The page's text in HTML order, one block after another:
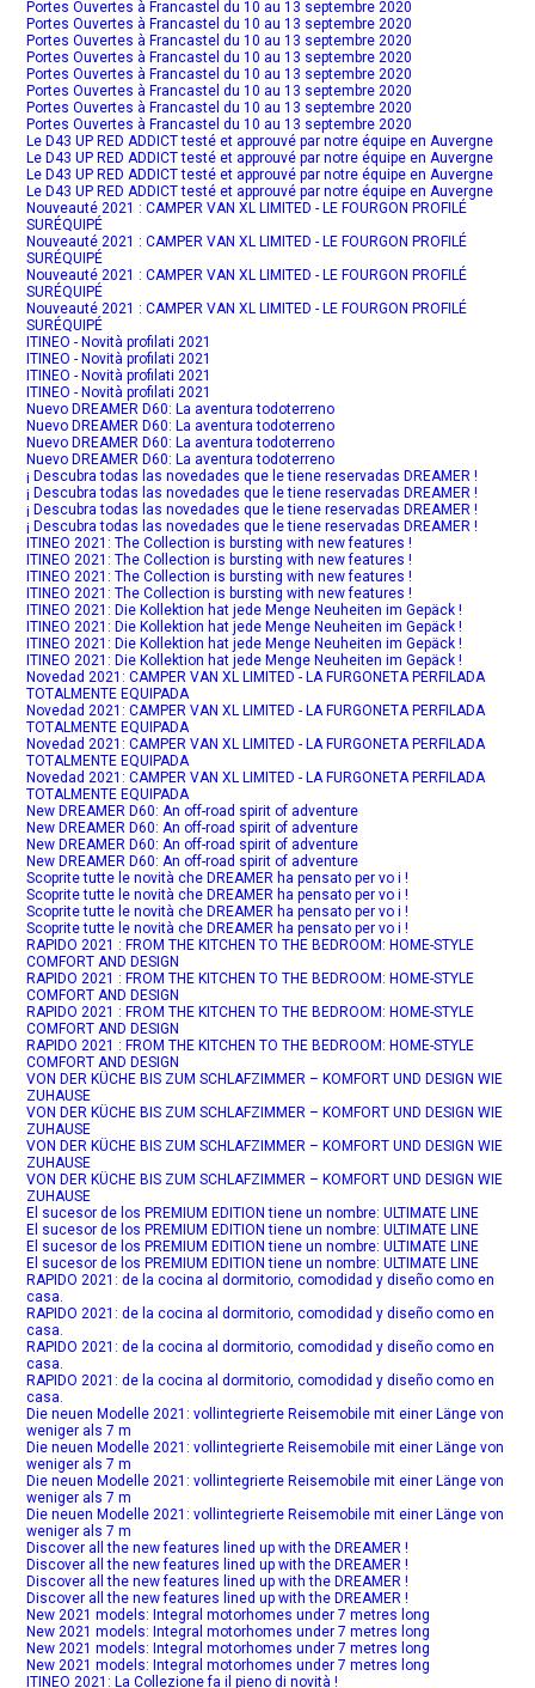
Portes Ouvertes à Francastel du 10 au 13 septembre 2020
Portes Ouvertes à Francastel du 10 au 13 septembre 2020
Portes Ouvertes à Francastel du 10 au 13 septembre 2020
Portes Ouvertes à Francastel du 10 au 13 septembre 2020
Portes Ouvertes à Francastel du 10 au 13 septembre 2020
Portes Ouvertes à Francastel du 10 au 13 septembre 2020
Portes Ouvertes à Francastel du 10 au 13 septembre 2020
Portes Ouvertes à Francastel du 10 au 13 septembre 2020
Le D43 UP RED ADDICT testé et approuvé par notre équipe en Auvergne
Le D43 UP RED ADDICT testé et approuvé par notre équipe en Auvergne
Le D43 UP RED ADDICT testé et approuvé par notre équipe en Auvergne
Le D43 UP RED ADDICT testé et approuvé par notre équipe en Auvergne
Nouveauté 2021 : CAMPER VAN XL LIMITED - LE FOURGON PROFILÉ
SURÉQUIPÉ
Nouveauté 2021 : CAMPER VAN XL LIMITED - LE FOURGON PROFILÉ
SURÉQUIPÉ
Nouveauté 2021 : CAMPER VAN XL LIMITED - LE FOURGON PROFILÉ
SURÉQUIPÉ
Nouveauté 2021 : CAMPER VAN XL LIMITED - LE FOURGON PROFILÉ
SURÉQUIPÉ
ITINEO - Novità profilati 2021
ITINEO - Novità profilati 2021
ITINEO - Novità profilati 2021
ITINEO - Novità profilati 2021
Nuevo DREAMER D60: La aventura todoterreno
Nuevo DREAMER D60: La aventura todoterreno
Nuevo DREAMER D60: La aventura todoterreno
Nuevo DREAMER D60: La aventura todoterreno
¡ Descubra todas las novedades que le tiene reservadas DREAMER !
¡ Descubra todas las novedades que le tiene reservadas DREAMER !
¡ Descubra todas las novedades que le tiene reservadas DREAMER !
¡ Descubra todas las novedades que le tiene reservadas DREAMER !
ITINEO 2021: The Collection is bursting with new features !
ITINEO 2021: The Collection is bursting with new features !
ITINEO 2021: The Collection is bursting with new features !
ITINEO 2021: The Collection is bursting with new features !
ITINEO 2021: Die Kollektion hat jede Menge Neuheiten im Gepäck !
ITINEO 2021: Die Kollektion hat jede Menge Neuheiten im Gepäck !
ITINEO 2021: Die Kollektion hat jede Menge Neuheiten im Gepäck !
ITINEO 2021: Die Kollektion hat jede Menge Neuheiten im Gepäck !
Novedad 2021: CAMPER VAN XL LIMITED - LA FURGONETA PERFILADA
TOTALMENTE EQUIPADA
Novedad 2021: CAMPER VAN XL LIMITED - LA FURGONETA PERFILADA
TOTALMENTE EQUIPADA
Novedad 2021: CAMPER VAN XL LIMITED - LA FURGONETA PERFILADA
TOTALMENTE EQUIPADA
Novedad 2021: CAMPER VAN XL LIMITED - LA FURGONETA PERFILADA
TOTALMENTE EQUIPADA
New DREAMER D60: An off-road spirit of adventure
New DREAMER D60: An off-road spirit of adventure
New DREAMER D60: An off-road spirit of adventure
New DREAMER D60: An off-road spirit of adventure
Scoprite tutte le novità che DREAMER ha pensato per vo i !
Scoprite tutte le novità che DREAMER ha pensato per vo i !
Scoprite tutte le novità che DREAMER ha pensato per vo i !
Scoprite tutte le novità che DREAMER ha pensato per vo i !
RAPIDO 2021 : FROM THE KITCHEN TO THE BEDROOM: HOME-STYLE
COMFORT AND DESIGN
RAPIDO 2021 : FROM THE KITCHEN TO THE BEDROOM: HOME-STYLE
COMFORT AND DESIGN
RAPIDO 2021 : FROM THE KITCHEN TO THE BEDROOM: HOME-STYLE
COMFORT AND DESIGN
RAPIDO 2021 : FROM THE KITCHEN TO THE BEDROOM: HOME-STYLE
COMFORT AND DESIGN
VON DER KÜCHE BIS ZUM SCHLAFZIMMER – KOMFORT UND DESIGN WIE
ZUHAUSE
VON DER KÜCHE BIS ZUM SCHLAFZIMMER – KOMFORT UND DESIGN WIE
ZUHAUSE
VON DER KÜCHE BIS ZUM SCHLAFZIMMER – KOMFORT UND DESIGN WIE
ZUHAUSE
VON DER KÜCHE BIS ZUM SCHLAFZIMMER – KOMFORT UND DESIGN WIE
ZUHAUSE
El sucesor de los PREMIUM EDITION tiene un nombre: ULTIMATE LINE
El sucesor de los PREMIUM EDITION tiene un nombre: ULTIMATE LINE
El sucesor de los PREMIUM EDITION tiene un nombre: ULTIMATE LINE
El sucesor de los PREMIUM EDITION tiene un nombre: ULTIMATE LINE
RAPIDO 2021: de la cocina al dormitorio, comodidad y diseño como en
casa.
RAPIDO 2021: de la cocina al dormitorio, comodidad y diseño como en
casa.
RAPIDO 2021: de la cocina al dormitorio, comodidad y diseño como en
casa.
RAPIDO 2021: de la cocina al dormitorio, comodidad y diseño como en
casa.
Die neuen Modelle 2021: vollintegrierte Reisemobile mit einer Länge von
weniger als 7 m
Die neuen Modelle 2021: vollintegrierte Reisemobile mit einer Länge von
weniger als 7 m
Die neuen Modelle 2021: vollintegrierte Reisemobile mit einer Länge von
weniger als 7 m
Die neuen Modelle 2021: vollintegrierte Reisemobile mit einer Länge von
weniger als 7 m
Discover all the new features lined up with the DREAMER !
Discover all the new features lined up with the DREAMER !
Discover all the new features lined up with the DREAMER !
Discover all the new features lined up with the DREAMER !
New 2021 models: Integral motorhomes under 7 metres long
New 2021 models: Integral motorhomes under 7 metres long
New 2021 models: Integral motorhomes under 7 metres long
New 2021 models: Integral motorhomes under 7 metres long
ITINEO 2021: La Collezione fa il pieno di novità !